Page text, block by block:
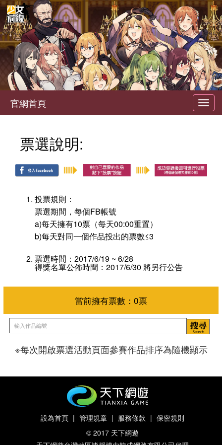
官網首頁
票選說明:
投票規則：
票選期間，每個FB帳號
a)每天擁有10票（每天00:00重置）
b)每天對同一個作品投出的票數≤3
票選時間：2017/6/19 ~ 6/28
得獎名單公佈時間：2017/6/30 將另行公告
當前擁有票數：
※每次開啟票選活動頁面參賽作品排序為隨機顯示
設為首頁 | 管理規章 | 服務條款 | 保密規則
© 2017 天下網遊